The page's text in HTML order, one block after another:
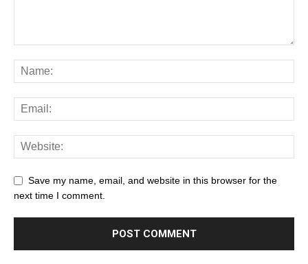
Save my name, email, and website in this browser for the
next time I comment.